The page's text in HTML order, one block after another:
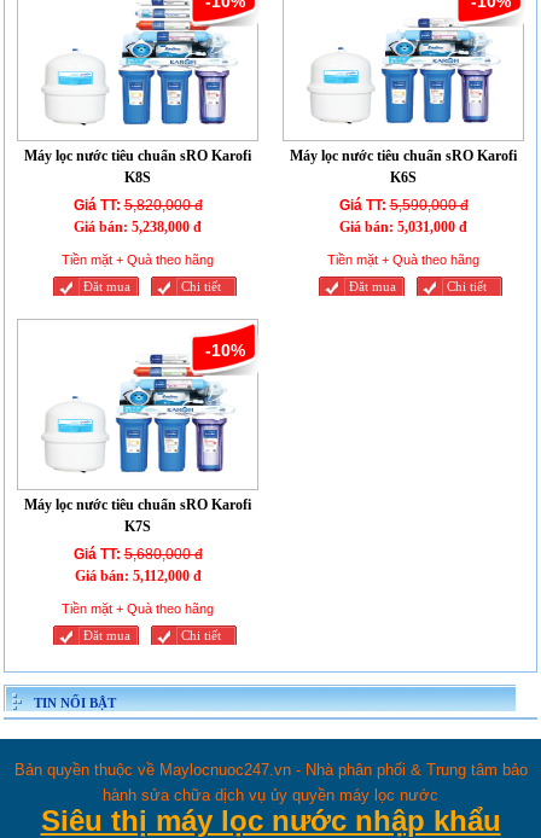
Máy lọc nước tiêu chuẩn sRO Karofi
K8S
Giá TT: 5,820,000 đ
Giá bán: 5,238,000 đ
Tiền mặt + Quà theo hãng
Đăt mua Chi tiết
Máy lọc nước tiêu chuẩn sRO Karofi
K6S
Giá TT: 5,590,000 đ
Giá bán: 5,031,000 đ
Tiền mặt + Quà theo hãng
Đăt mua Chi tiết
-10%
Máy lọc nước tiêu chuẩn sRO Karofi
K7S
Giá TT: 5,680,000 đ
Giá bán: 5,112,000 đ
Tiền mặt + Quà theo hãng
Đăt mua Chi tiết
TIN NỔI BẬT
Bản quyền thuộc về Maylocnuoc247.vn - Nhà phân phối & Trung tâm bảo
hành sửa chữa dịch vụ ủy quyền máy lọc nước
Siêu thị máy lọc nước nhập khẩu